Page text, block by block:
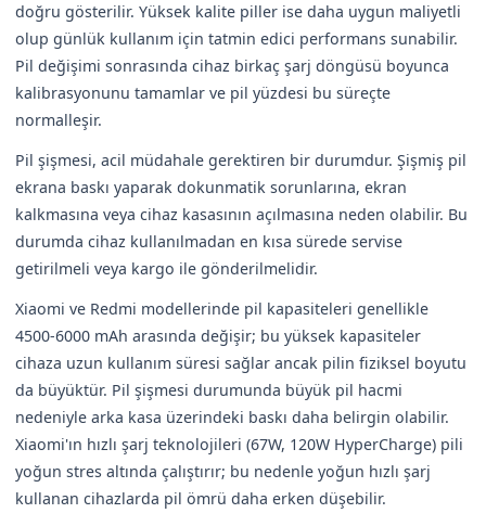
doğru gösterilir. Yüksek kalite piller ise daha uygun maliyetli
olup günlük kullanım için tatmin edici performans sunabilir.
Pil değişimi sonrasında cihaz birkaç şarj döngüsü boyunca
kalibrasyonunu tamamlar ve pil yüzdesi bu süreçte
normalleşir.
Pil şişmesi, acil müdahale gerektiren bir durumdur. Şişmiş pil
ekrana baskı yaparak dokunmatik sorunlarına, ekran
kalkmasına veya cihaz kasasının açılmasına neden olabilir. Bu
durumda cihaz kullanılmadan en kısa sürede servise
getirilmeli veya kargo ile gönderilmelidir.
Xiaomi ve Redmi modellerinde pil kapasiteleri genellikle
4500-6000 mAh arasında değişir; bu yüksek kapasiteler
cihaza uzun kullanım süresi sağlar ancak pilin fiziksel boyutu
da büyüktür. Pil şişmesi durumunda büyük pil hacmi
nedeniyle arka kasa üzerindeki baskı daha belirgin olabilir.
Xiaomi'ın hızlı şarj teknolojileri (67W, 120W HyperCharge) pili
yoğun stres altında çalıştırır; bu nedenle yoğun hızlı şarj
kullanan cihazlarda pil ömrü daha erken düşebilir.